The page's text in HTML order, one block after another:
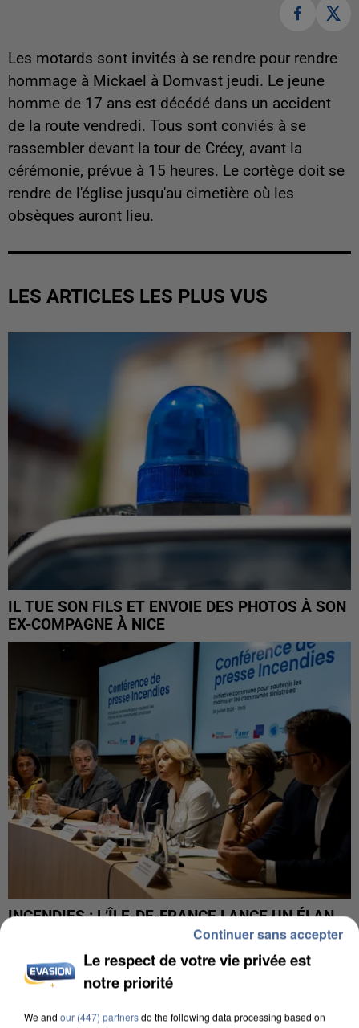
Les motards sont invités à se rendre pour rendre
hommage à Mickael à Domvast jeudi. Le jeune
homme de 17 ans est décédé dans un accident
de la route vendredi. Tous sont conviés à se
rassembler devant la tour de Crécy, avant la
cérémonie, prévue à 15 heures. Le cortège doit se
rendre de l'église jusqu'au cimetière où les
obsèques auront lieu.
LES ARTICLES LES PLUS VUS
IL TUE SON FILS ET ENVOIE DES PHOTOS À SON
EX-COMPAGNE À NICE
INCENDIES : L’ÎLE-DE-FRANCE LANCE UN ÉLAN
DE SOLIDARITÉ AVEC LES...
Le respect de votre vie privée est
notre priorité
We and our (447) partnersdo the following data processing based on
Continuer sans accepter